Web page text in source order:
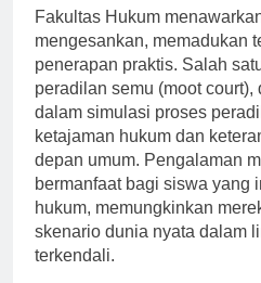
Fakultas Hukum
mengesankan, memadukan
penerapan praktis. Salah
peradilan semu (moot court),
dalam simulasi proses
ketajaman hukum dan
depan umum. Pengalaman
bermanfaat bagi siswa yang
hukum, memungkinkan
skenario dunia nyata dalam